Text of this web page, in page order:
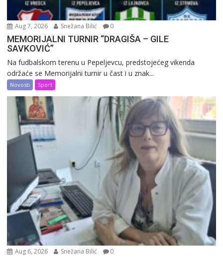
Aug 7, 2026 Snežana Bilić 0
MEMORIJALNI TURNIR “DRAGIŠA – GILE
SAVKOVIĆ”
Na fudbalskom terenu u Pepeljevcu, predstojećeg vikenda
održaće se Memorijalni turnir u čast i u znak...
Novosti Sport
Aug 6, 2026 Snežana Bilić 0